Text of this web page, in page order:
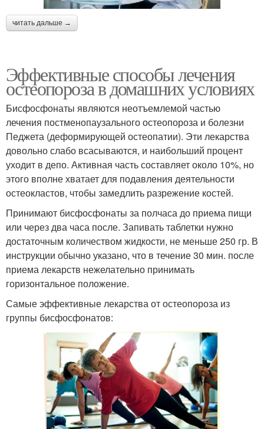
читать дальше →
Эффективные способы лечения
остеопороза в домашних условиях
Бисфосфонаты являются неотъемлемой частью
лечения постменопаузального остеопороза и болезни
Педжета (деформирующей остеопатии). Эти лекарства
довольно слабо всасываются, и наибольший процент
уходит в депо. Активная часть составляет около 10%, но
этого вполне хватает для подавления деятельности
остеокластов, чтобы замедлить разрежение костей.
Принимают бисфосфонаты за полчаса до приема пищи
или через два часа после. Запивать таблетки нужно
достаточным количеством жидкости, не меньше 250 гр. В
инструкции обычно указано, что в течение 30 мин. после
приема лекарств нежелательно принимать
горизонтальное положение.
Самые эффективные лекарства от остеопороза из
группы бисфосфонатов: